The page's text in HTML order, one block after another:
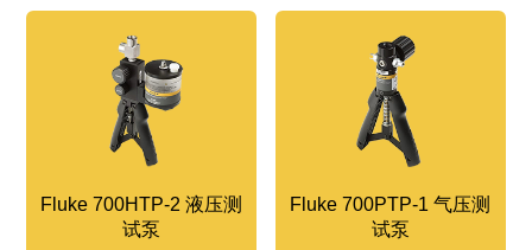
Fluke 700HTP-2 液压测
试泵
Fluke 700PTP-1 气压测
试泵